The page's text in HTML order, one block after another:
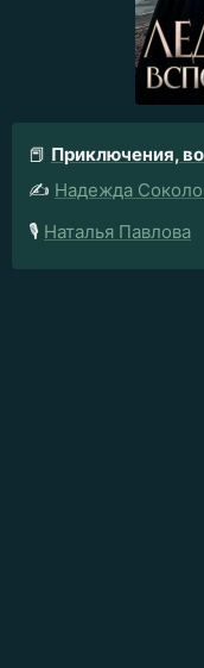
📕 Приключения,
✍️ Надежда
🎙️ Наталья Павлова